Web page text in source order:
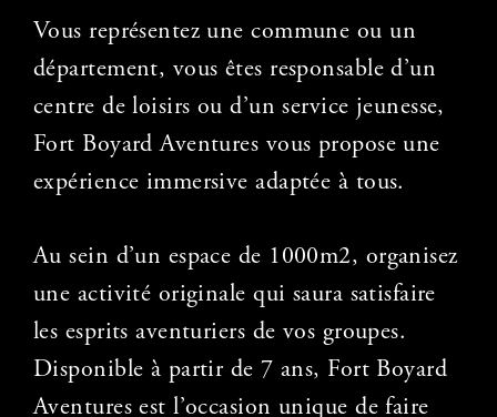
Vous représentez une commune ou un
département, vous êtes responsable d’un
centrede loisirs ou d’un service jeunesse,
Fort Boyard Aventures vous propose une
expérience immersive adaptée à tous.
Au sein d’un espace de 1000m2, organisez
une activité originale qui saura satisfaire
les esprits aventuriers de vos groupes.
Disponible à partir de 7 ans, Fort Boyard
Aventures estl’occasion unique de faire